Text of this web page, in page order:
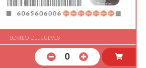
SORTEO DEL JUEVES
0